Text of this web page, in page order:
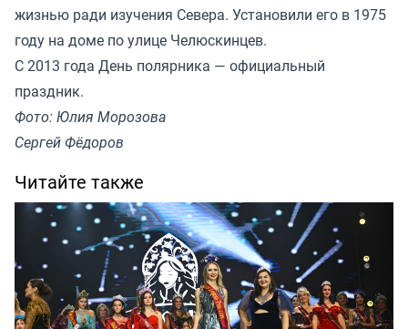
жизнью ради изучения Севера. Установили его в 1975
году на доме по улице Челюскинцев.
С 2013 года День полярника — официальный
праздник.
Фото: Юлия Морозова
Сергей Фёдоров
Читайте также